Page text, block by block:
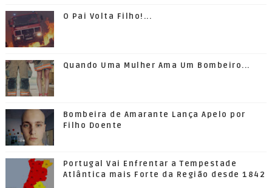
O Pai Volta Filho!...
Quando Uma Mulher Ama Um Bombeiro...
Bombeira de Amarante Lança Apelo por
Filho Doente
Portugal Vai Enfrentar a Tempestade
Atlântica mais Forte da Região desde 1842